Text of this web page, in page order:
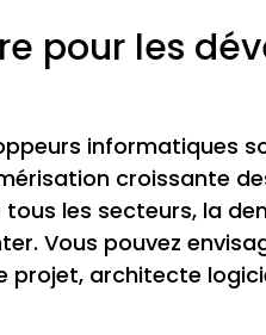
pour les
informatiques
croissante
les secteurs, la
Vous pouvez
projet, architecte